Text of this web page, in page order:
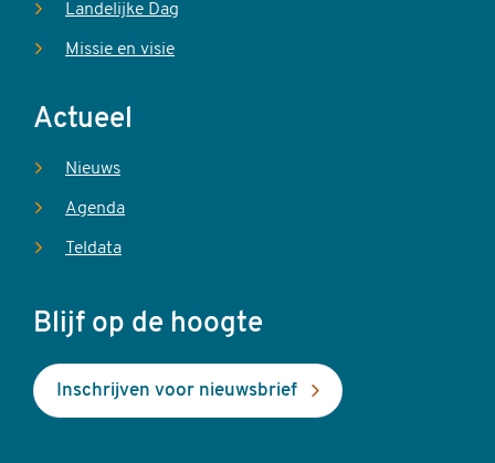
Landelijke Dag
Missie en visie
Actueel
Nieuws
Agenda
Teldata
Blijf op de hoogte
Inschrijven voor nieuwsbrief